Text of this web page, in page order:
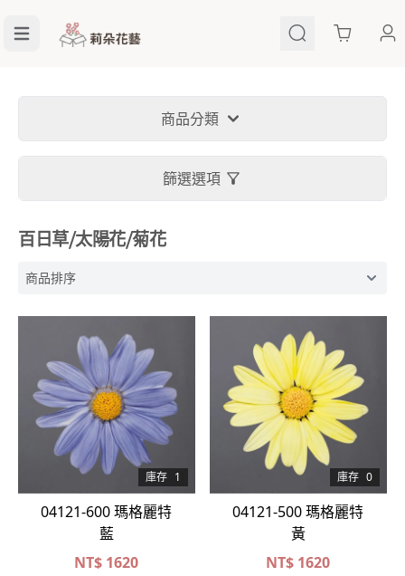
Cart
商品分類
篩選選項
百日草⧸太陽花⧸菊花
庫存 1
04121-600 瑪格麗特
藍
NT$ 1620
庫存 0
04121-500 瑪格麗特
黃
NT$ 1620